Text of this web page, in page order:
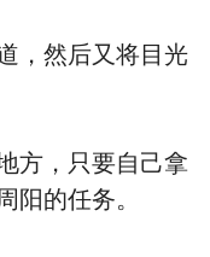
，然后又将目光
方，只要自己拿
阳的任务。